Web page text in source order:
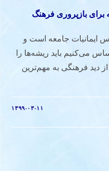
برای بازپروری فرهنگ
ایمانیات جامعه است و
می‌کنیم باید ریشه‌ها را
دید فرهنگی به مهم‌ترین
۱۳۹۹-۰۳-۱۱